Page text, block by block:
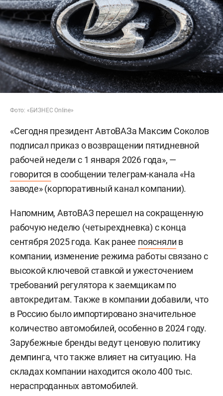
Фото: «БИЗНЕС Online»
«Сегодня президент АвтоВАЗа Максим Соколов
подписал приказ о возвращении пятидневной
рабочей недели с 1 января 2026 года», —
говорится в сообщении телеграм-канала «На
заводе» (корпоративный канал компании).
Напомним, АвтоВАЗ перешел на сокращенную
рабочую неделю (четырехдневка) с конца
сентября 2025 года. Как ранее поясняли в
компании, изменение режима работы связано с
высокой ключевой ставкой и ужесточением
требований регулятора к заемщикам по
автокредитам. Также в компании добавили, что
в Россию было импортировано значительное
количество автомобилей, особенно в 2024 году.
Зарубежные бренды ведут ценовую политику
демпинга, что также влияет на ситуацию. На
складах компании находится около 400 тыс.
нераспроданных автомобилей.